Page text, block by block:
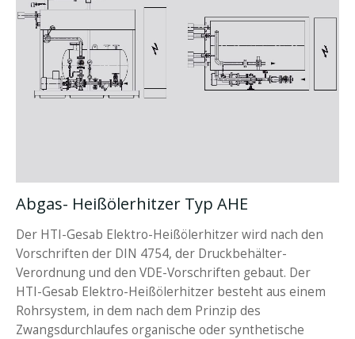
Abgas- Heißölerhitzer Typ AHE
Der HTI-Gesab Elektro-Heißölerhitzer wird nach den
Vorschriften der DIN 4754, der Druckbehälter-
Verordnung und den VDE-Vorschriften gebaut. Der
HTI-Gesab Elektro-Heißölerhitzer besteht aus einem
Rohrsystem, in dem nach dem Prinzip des
Zwangsdurchlaufes organische oder synthetische